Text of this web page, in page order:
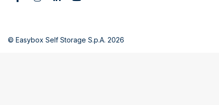
© Easybox Self Storage S.p.A. 2026